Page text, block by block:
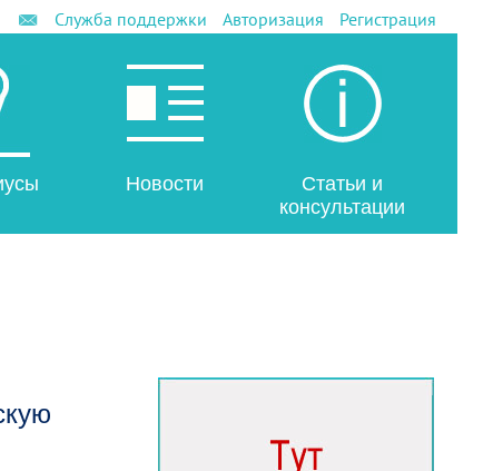
Служба поддержки Авторизация Регистрация
Новости
Статьи и
консультации